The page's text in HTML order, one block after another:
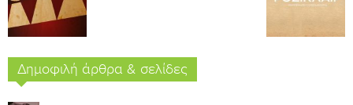
Δημοφιλή άρθρα & σελίδες